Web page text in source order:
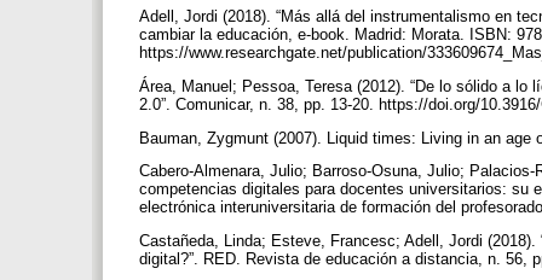
Adell, Jordi (2018). “Más allá del instrumentalismo en
cambiar la educación, e-book. Madrid: Morata. ISBN:
https://www.researchgate.net/publication/
Área, Manuel; Pessoa, Teresa (2012). “De lo sólido a
2.0”. Comunicar, n. 38, pp. 13-20. https://doi.org/
Bauman, Zygmunt (2007). Liquid times: Living in an
Cabero-Almenara, Julio; Barroso-Osuna, Julio;
competencias digitales para docentes universitarios: su
electrónica interuniversitaria de formación del
Castañeda, Linda; Esteve, Francesc; Adell, Jordi
digital?”. RED. Revista de educación a distancia, n. 56,